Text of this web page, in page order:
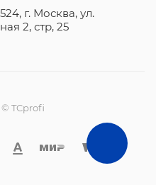
г. Москва, ул.
2, стр, 25
© TCprofi